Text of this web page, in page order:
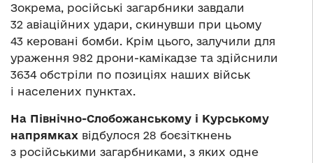
Зокрема, російські загарбники завдали
32 авіаційних удари, скинувши при цьому
43 керовані бомби. Крім цього, залучили для
ураження 982 дрони-камікадзе та здійснили
3634 обстріли по позиціях наших військ
і населених пунктах.
На Північно-Слобожанському і Курському
напрямках відбулося 28 боєзіткнень
з російськими загарбниками, з яких одне